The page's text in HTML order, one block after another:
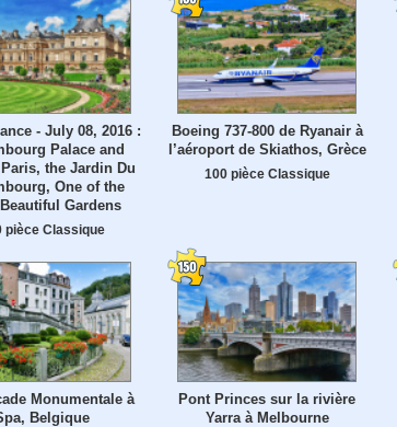
- July 08, 2016 :
Palace and
the Jardin Du
One of the
Gardens
pièce Classique
Boeing 737-800 de Ryanair à
l’aéroport de Skiathos, Grèce
100 pièce Classique
Monumentale à
Belgique
Pont Princes sur la rivière
Yarra à Melbourne